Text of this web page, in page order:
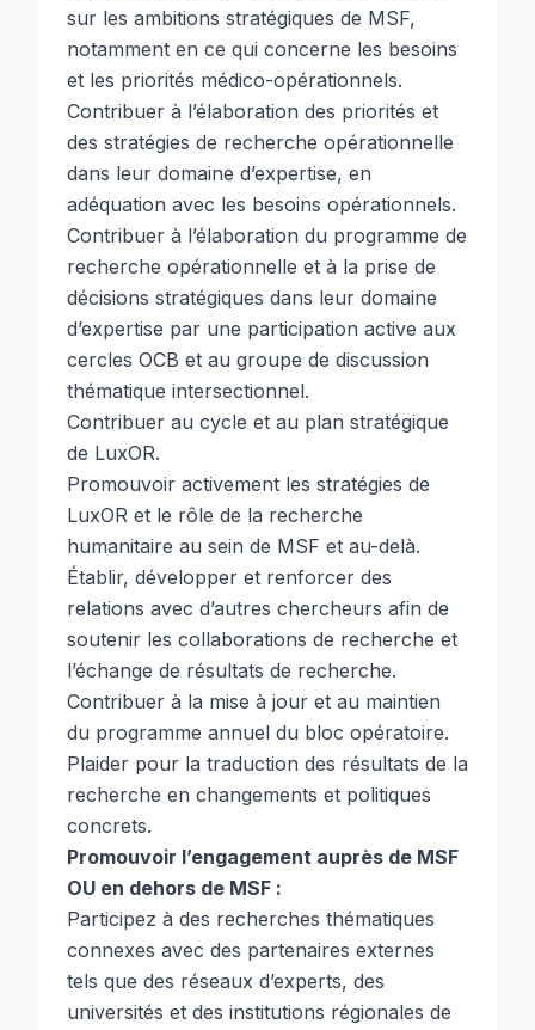
sur les ambitions stratégiques de MSF,
notamment en ce qui concerne les besoins
et les priorités médico-opérationnels.
Contribuer à l’élaboration des priorités et
des stratégies de recherche opérationnelle
dans leur domaine d’expertise, en
adéquation avec les besoins opérationnels.
Contribuer à l’élaboration du programme de
recherche opérationnelle et à la prise de
décisions stratégiques dans leur domaine
d’expertise par une participation active aux
cercles OCB et au groupe de discussion
thématique intersectionnel.
Contribuer au cycle et au plan stratégique
de LuxOR.
Promouvoir activement les stratégies de
LuxOR et le rôle de la recherche
humanitaire au sein de MSF et au-delà.
Établir, développer et renforcer des
relations avec d’autres chercheurs afin de
soutenir les collaborations de recherche et
l’échange de résultats de recherche.
Contribuer à la mise à jour et au maintien
du programme annuel du bloc opératoire.
Plaider pour la traduction des résultats de la
recherche en changements et politiques
concrets.
Promouvoir l’engagement auprès de MSF
OU en dehors de MSF :
Participez à des recherches thématiques
connexes avec des partenaires externes
tels que des réseaux d’experts, des
universités et des institutions régionales de